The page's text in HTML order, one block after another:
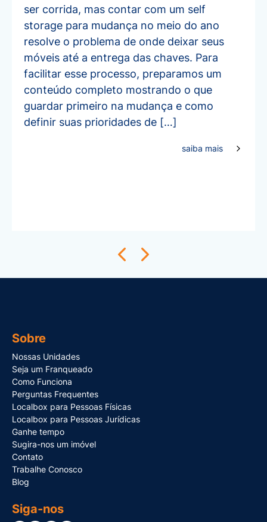
ser corrida, mas contar com um self
storage para mudança no meio do ano
resolve o problema de onde deixar seus
móveis até a entrega das chaves. Para
facilitar esse processo, preparamos um
conteúdo completo mostrando o que
guardar primeiro na mudança e como
definir suas prioridades de […]
saiba mais
Sobre
Nossas Unidades
Seja um Franqueado
Como Funciona
Perguntas Frequentes
Localbox para Pessoas Físicas
Localbox para Pessoas Jurídicas
Ganhe tempo
Sugira-nos um imóvel
Contato
Trabalhe Conosco
Blog
Siga-nos